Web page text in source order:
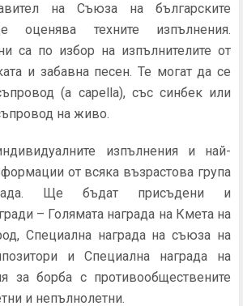
на Съюза на българските
оценява техните изпълнения.
са по избор на изпълнителите от
и забавна песен. Те могат да се
(a capella), със синбек или
на живо.
изпълнения и най-
от всяка възрастова група
Ще бъдат присъдени и
– Голямата награда на Кмета на
Специална награда на съюза на
и Специална награда на
за борба с противообществените
и непълнолетни.